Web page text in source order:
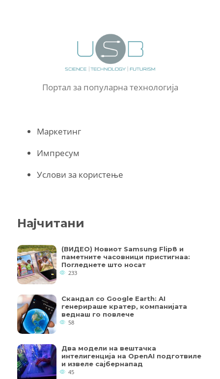
Портал за популарна технологија
Маркетинг
Импресум
Услови за користење
Најчитани
(ВИДЕО) Новиот Samsung Flip8 и
паметните часовници пристигнаа:
Погледнете што носат
233
Скандал со Google Earth: AI
генерираше кратер, компанијата
веднаш го повлече
58
Два модели на вештачка
интелигенција на OpenAI подготвиле
и извеле сајбернапад
45